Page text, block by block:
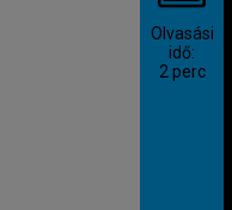
Olvasási
idő:
2 perc